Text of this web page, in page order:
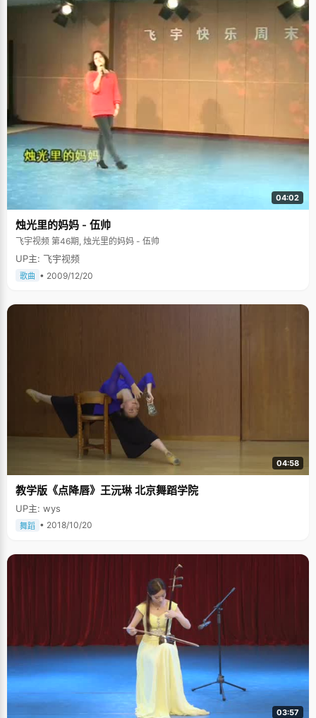
04:02
烛光里的妈妈 - 伍帅
飞宇视频 第46期, 烛光里的妈妈 - 伍帅
UP主: 飞宇视频
歌曲 • 2009/12/20
04:58
教学版《点降唇》王沅琳 北京舞蹈学院
UP主: wys
舞蹈 • 2018/10/20
03:57